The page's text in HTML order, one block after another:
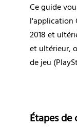
Ce guide
l'application
2018 et
et ultérieur,
de jeu
Étapes